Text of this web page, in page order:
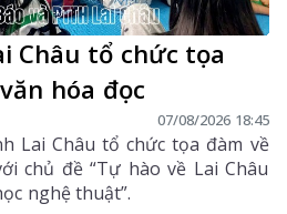
Châu tổ chức tọa
hóa đọc
07/08/2026 18:45
Lai Châu tổ chức tọa đàm về
chủ đề “Tự hào về Lai Châu
nghệ thuật”.